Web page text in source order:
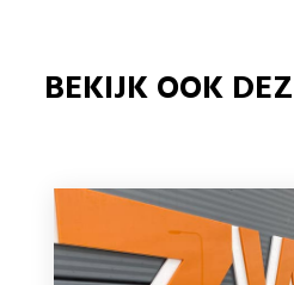
BEKIJK OOK